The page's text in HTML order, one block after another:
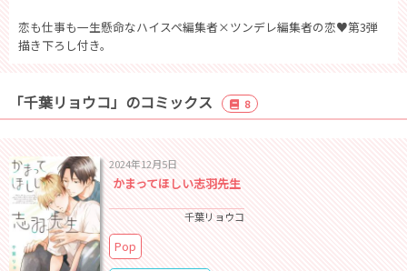
恋も仕事も一生懸命なハイスペ編集者×ツンデレ編集者の恋♥第3弾
描き下ろし付き。
「千葉リョウコ」のコミックス 8
2024年12月5日
かまってほしい志羽先生
千葉リョウコ
Pop